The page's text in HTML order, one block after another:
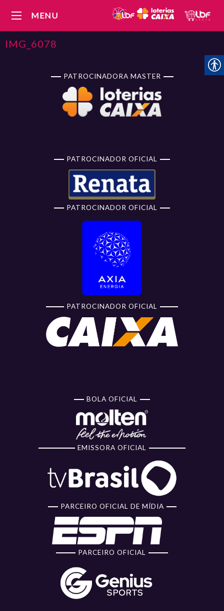
MENU
IMG_6078
PATROCINADORA MASTER
PATROCINADOR OFICIAL
PATROCINADOR OFICIAL
PATROCINADOR OFICIAL
BOLA OFICIAL
EMISSORA OFICIAL
PARCEIRO OFICIAL DE MÍDIA
PARCEIRO OFICIAL